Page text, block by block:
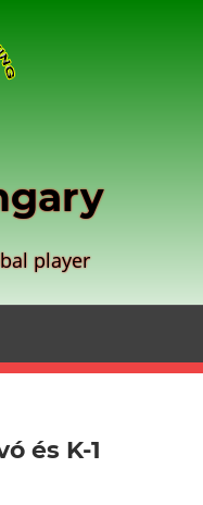
player
és K-1